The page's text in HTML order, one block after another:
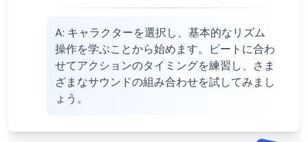
A: キャラクターを選択し、基本的なリズム
操作を学ぶことから始めます。ビートに合わ
せてアクションのタイミングを練習し、さま
ざまなサウンドの組み合わせを試してみまし
ょう。